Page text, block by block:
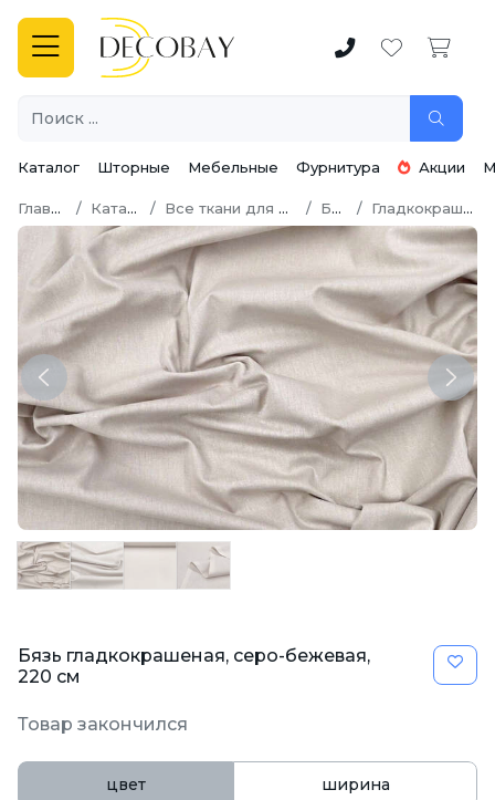
Каталог Шторные Мебельные Фурнитура Акции
Главная Каталог Все ткани для шитья Бязь Гладкокрашеная
Previous Next
Бязь гладкокрашеная, серо-бежевая,
220 см
Товар закончился
цвет ширина